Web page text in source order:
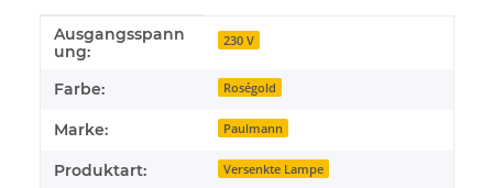
Produkteigenschaft
Wert
Ausgangsspann
ung:
230 V
Farbe: Roségold
Marke: Paulmann
Produktart: Versenkte Lampe